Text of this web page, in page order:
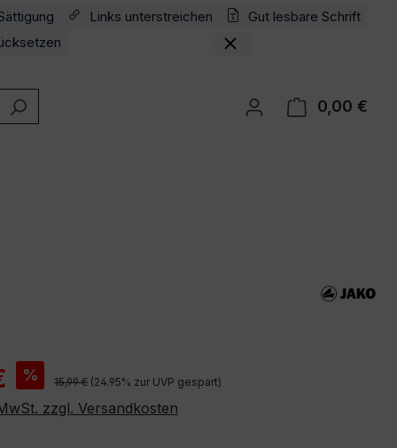
Links unterstreichen
Gut lesbare Schrift
0,00 €
% Regulärer Preis:
15,99 € (24.95% zur UVP gespart)
zzgl. Versandkosten